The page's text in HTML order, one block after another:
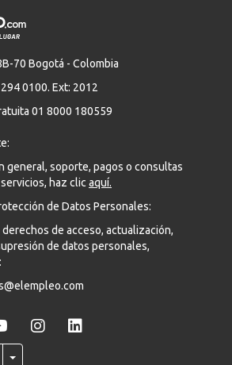
70 Bogotá - Colombia
0100. Ext: 2012
01 8000 180559
general, soporte, pagos o consultas
haz clic aquí.
de Datos Personales:
de acceso, actualización,
de datos personales,